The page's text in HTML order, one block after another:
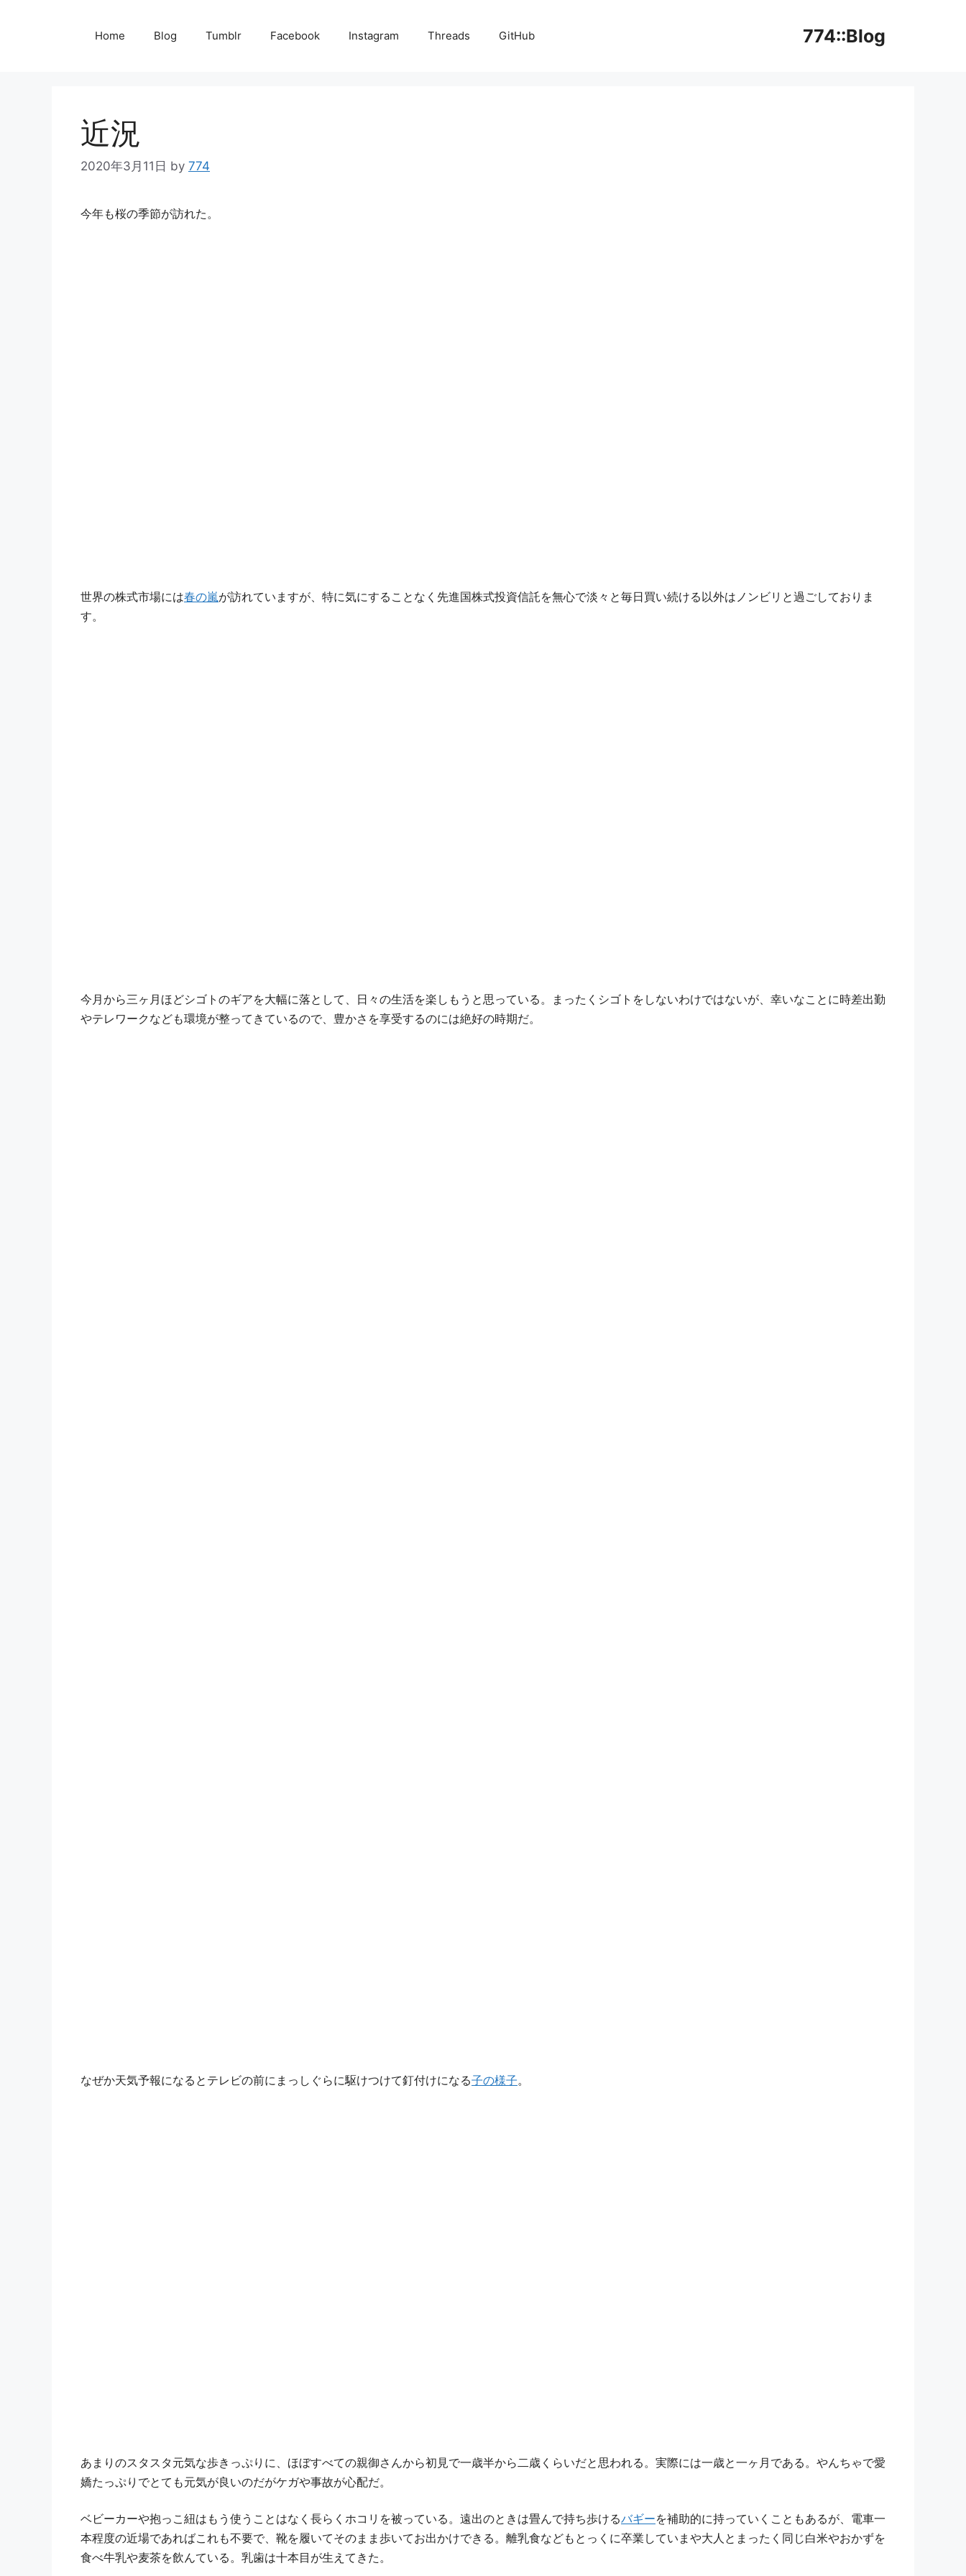
774::Blog
Home Blog Tumblr Facebook Instagram Threads GitHub
近況
2020年3月11日 by 774
今年も桜の季節が訪れた。
世界の株式市場には春の嵐が訪れていますが、特に気にすることなく先進国株式投資信託を無心で淡々と毎日買い続ける以外はノンビリと過ごしておりま
す。
今月から三ヶ月ほどシゴトのギアを大幅に落として、日々の生活を楽しもうと思っている。まったくシゴトをしないわけではないが、幸いなことに時差出勤
やテレワークなども環境が整ってきているので、豊かさを享受するのには絶好の時期だ。
なぜか天気予報になるとテレビの前にまっしぐらに駆けつけて釘付けになる子の様子。
あまりのスタスタ元気な歩きっぷりに、ほぼすべての親御さんから初見で一歳半から二歳くらいだと思われる。実際には一歳と一ヶ月である。やんちゃで愛
嬌たっぷりでとても元気が良いのだがケガや事故が心配だ。
ベビーカーや抱っこ紐はもう使うことはなく長らくホコリを被っている。遠出のときは畳んで持ち歩けるバギーを補助的に持っていくこともあるが、電車一
本程度の近場であればこれも不要で、靴を履いてそのまま歩いてお出かけできる。離乳食などもとっくに卒業していまや大人とまったく同じ白米やおかずを
食べ牛乳や麦茶を飲んている。乳歯は十本目が生えてきた。